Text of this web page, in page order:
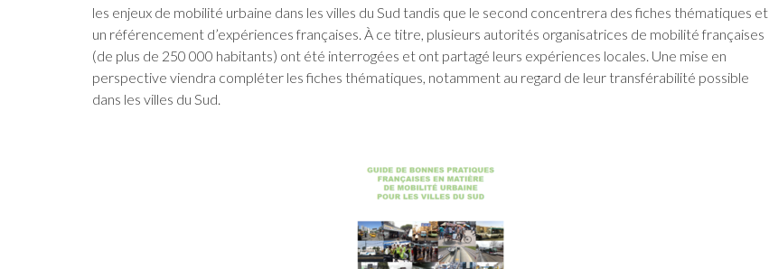
les enjeux de mobilité urbaine dans les villes du Sud tandis que le second concentrera des fiches thématiques et
un référencement d’expériences françaises. À ce titre, plusieurs autorités organisatrices de mobilité françaises
(de plus de 250 000 habitants) ont été interrogées et ont partagé leurs expériences locales. Une mise en
perspective viendra compléter les fiches thématiques, notamment au regard de leur transférabilité possible
dans les villes du Sud.